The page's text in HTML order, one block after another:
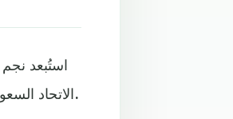
استُبعد
الاتحاد السعودي عرضاً لضمّه بقيمة 40 مليون جنيه استرليني (ما يعادل 52 مليون دولار أمريكي).